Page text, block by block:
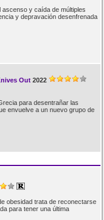
ascenso y caída de múltiples
y depravación desenfrenada
Out 2022
para desentrañar las
envuelve a un nuevo grupo de
obesidad trata de reconectarse
para tener una última